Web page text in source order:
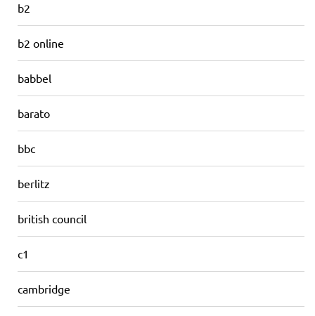
b2
b2 online
babbel
barato
bbc
berlitz
british council
c1
cambridge